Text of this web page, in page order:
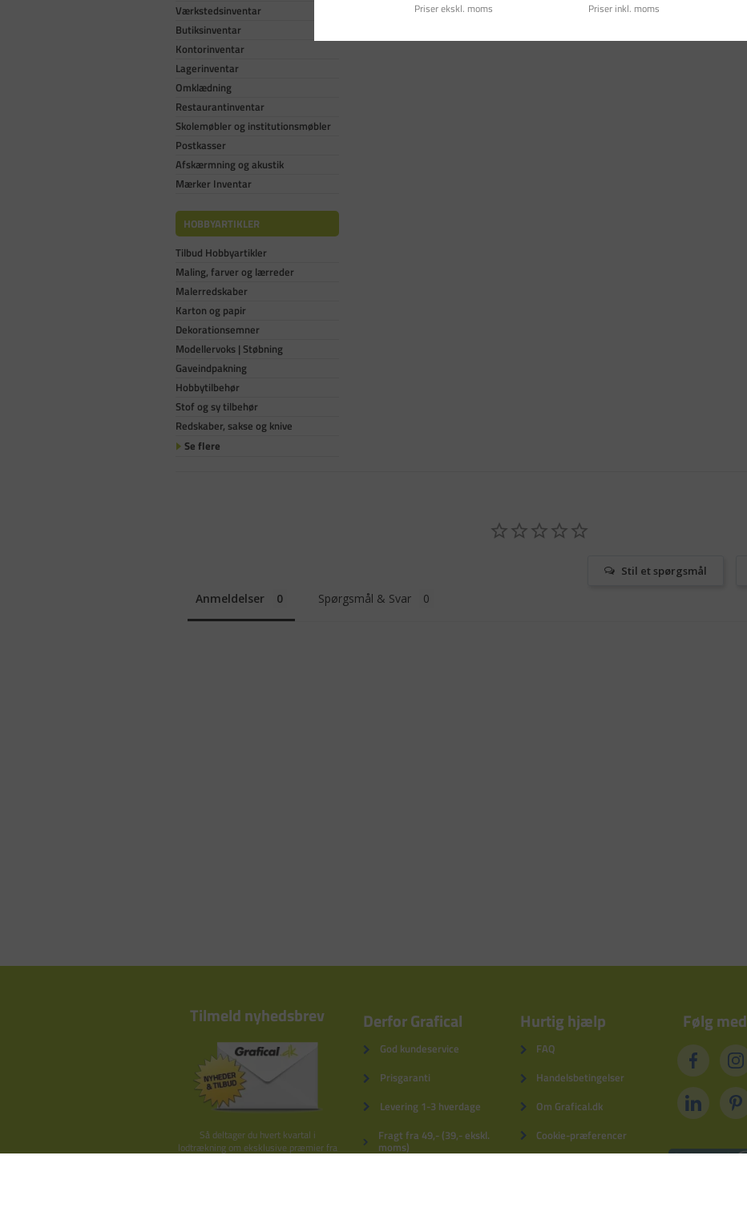
Værkstedsinventar
Butiksinventar
Kontorinventar
Lagerinventar
Omklædning
Restaurantinventar
Skolemøbler og institutionsmøbler
Postkasser
Afskærmning og akustik
Mærker Inventar
HOBBYARTIKLER
Tilbud Hobbyartikler
Maling, farver og lærreder
Malerredskaber
Karton og papir
Dekorationsemner
Modellervoks | Støbning
Gaveindpakning
Hobbytilbehør
Stof og sy tilbehør
Redskaber, sakse og knive
Se flere
Stil et spørgsmål
Anmeldelser Spørgsmål & Svar
Tilmeld nyhedsbrev
Så deltager du hvert kvartal i
lodtrækning om eksklusive præmier fra
Derfor Grafical
God kundeservice
Prisgaranti
Levering 1-3 hverdage
Fragt fra 49,- (39,- ekskl.
moms)
Hurtig hjælp
FAQ
Handelsbetingelser
Om Grafical.dk
Cookie-præferencer
Følg med
Priser ekskl. moms Priser inkl. moms